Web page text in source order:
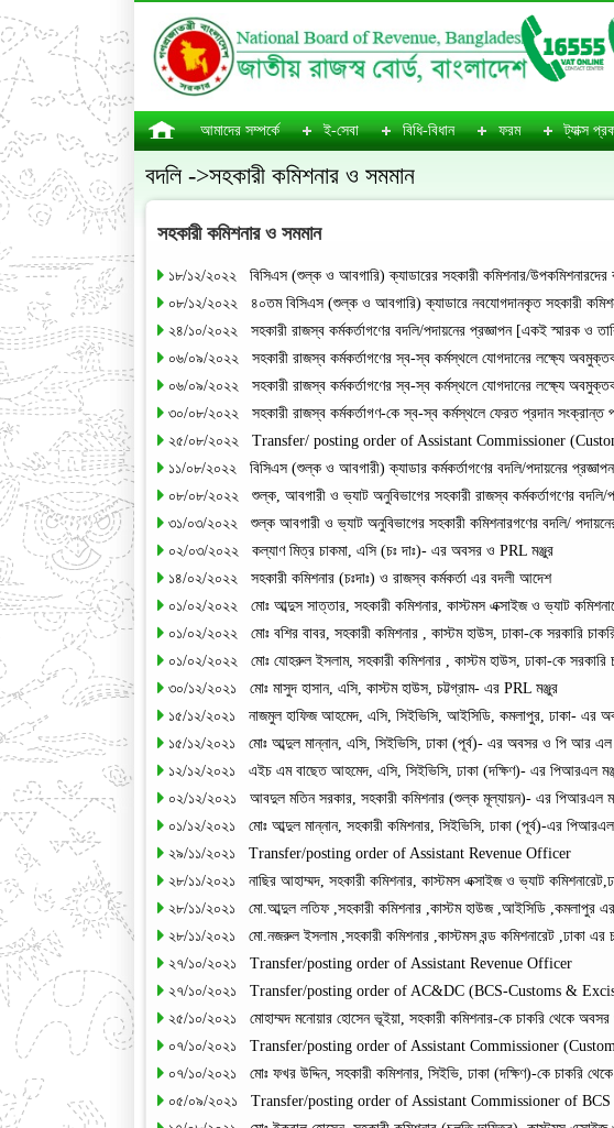
আমাদের সম্পর্কে ই-সেবা বিধি-বিধান ফরম ট্যাক্স
বদলি ->সহকারী কমিশনার ও সমমান
সহকারী কমিশনার ও সমমান
১৮/১২/২০২২ বিসিএস (শুল্ক ও আবগারি) ক্যাডারের সহকারী কমিশনার/উপকমিশনারদের
০৮/১২/২০২২ ৪০তম বিসিএস (শুল্ক ও আবগারি) ক্যাডারে নবযোগদানকৃত সহকারী
২৪/১০/২০২২ সহকারী রাজস্ব কর্মকর্তাগণের বদলি/পদায়নের প্রজ্ঞাপন [একই স্মারক ও
০৬/০৯/২০২২ সহকারী রাজস্ব কর্মকর্তাগণের স্ব-স্ব কর্মস্থলে যোগদানের লক্ষ্যে
০৬/০৯/২০২২ সহকারী রাজস্ব কর্মকর্তাগণের স্ব-স্ব কর্মস্থলে যোগদানের লক্ষ্যে
৩০/০৮/২০২২ সহকারী রাজস্ব কর্মকর্তাগণ-কে স্ব-স্ব কর্মস্থলে ফেরত প্রদান সংক্রান্ত
২৫/০৮/২০২২ Transfer/ posting order of Assistant Commissioner
১১/০৮/২০২২ বিসিএস (শুল্ক ও আবগারী) ক্যাডার কর্মকর্তাগণের বদলি/পদায়নের
০৮/০৮/২০২২ শুল্ক, আবগারী ও ভ্যাট অনুবিভাগের সহকারী রাজস্ব কর্মকর্তাগণের বদলি/
৩১/০৩/২০২২ শুল্ক আবগারী ও ভ্যাট অনুবিভাগের সহকারী কমিশনারগণের বদলি/
০২/০৩/২০২২ কল্যাণ মিত্র চাকমা, এসি (চঃ দাঃ)- এর অবসর ও PRL মঞ্জুর
১৪/০২/২০২২ সহকারী কমিশনার (চঃদাঃ) ও রাজস্ব কর্মকর্তা এর বদলী আদেশ
০১/০২/২০২২ মোঃ আব্দুস সাত্তার, সহকারী কমিশনার, কাস্টমস এক্সাইজ ও ভ্যাট
০১/০২/২০২২ মোঃ বশির বাবর, সহকারী কমিশনার , কাস্টম হাউস, ঢাকা-কে সরকারি
০১/০২/২০২২ মোঃ যোহরুল ইসলাম, সহকারী কমিশনার , কাস্টম হাউস, ঢাকা-কে সরকারি
৩০/১২/২০২১ মোঃ মাসুদ হাসান, এসি, কাস্টম হাউস, চট্টগ্রাম- এর PRL মঞ্জুর
১৫/১২/২০২১ নাজমুল হাফিজ আহমেদ, এসি, সিইভিসি, আইসিডি, কমলাপুর, ঢাকা- এর
১৫/১২/২০২১ মোঃ আব্দুল মান্নান, এসি, সিইভিসি, ঢাকা (পূর্ব)- এর অবসর ও পি আর এল
১২/১২/২০২১ এইচ এম বাছেত আহমেদ, এসি, সিইভিসি, ঢাকা (দক্ষিণ)- এর পিআরএল
০২/১২/২০২১ আবদুল মতিন সরকার, সহকারী কমিশনার (শুল্ক মূল্যায়ন)- এর পিআরএল
০১/১২/২০২১ মোঃ আব্দুল মান্নান, সহকারী কমিশনার, সিইভিসি, ঢাকা (পূর্ব)-এর পিআরএল
২৯/১১/২০২১ Transfer/posting order of Assistant Revenue Officer
২৮/১১/২০২১ নাছির আহাম্মদ, সহকারী কমিশনার, কাস্টমস এক্সাইজ ও ভ্যাট
২৮/১১/২০২১ মো.আব্দুল লতিফ ,সহকারী কমিশনার ,কাস্টম হাউজ ,আইসিডি ,কমলাপুর
২৮/১১/২০২১ মো.নজরুল ইসলাম ,সহকারী কমিশনার ,কাস্টমস বন্ড কমিশনারেট ,ঢাকা
২৭/১০/২০২১ Transfer/posting order of Assistant Revenue Officer
২৭/১০/২০২১ Transfer/posting order of AC&DC (BCS-Customs &
২৫/১০/২০২১ মোহাম্মদ মনোয়ার হোসেন ভূইয়া, সহকারী কমিশনার-কে চাকরি থেকে
০৭/১০/২০২১ Transfer/posting order of Assistant Commissioner
০৭/১০/২০২১ মোঃ ফখর উদ্দিন, সহকারী কমিশনার, সিইভি, ঢাকা (দক্ষিণ)-কে চাকরি
০৫/০৯/২০২১ Transfer/posting order of Assistant Commissioner of